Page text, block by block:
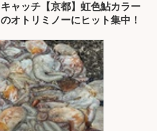
キャッチ【京都】虹色鮎カラー
のオトリミノーにヒット集中！